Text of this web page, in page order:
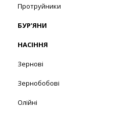
Протруйники
БУР’ЯНИ
НАСІННЯ
Зернові
Зернобобові
Олійні